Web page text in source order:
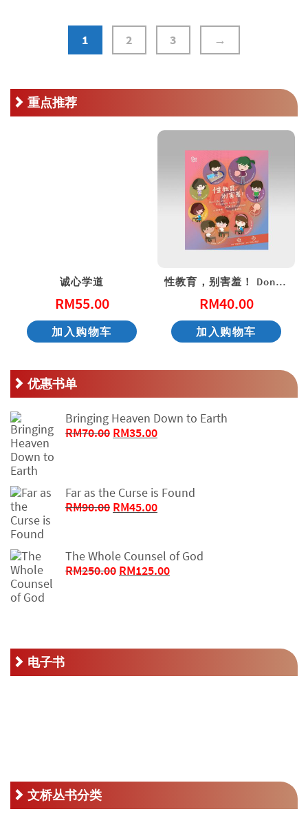
1 2 3 →
重点推荐
诚心学道
RM55.00
加入购物车
性教育，别害羞！ Don’t Be Shy: A Friendly Guide to Sex Education
RM40.00
加入购物车
优惠书单
Bringing Heaven Down to Earth
RM70.00 原
RM35.00当
为：
RM35.00。
Far as the Curse is Found
RM90.00 原
RM90.00。
RM45.00当
格
为：
The Whole Counsel of God
RM250.00 原
RM125.00当
RM125.00。
电子书
文桥丛书分类